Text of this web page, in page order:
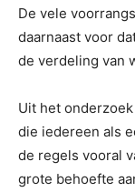
De vele
daarnaast voor
de verdeling van
Uit het
die iedereen als
de regels vooral
grote behoefte